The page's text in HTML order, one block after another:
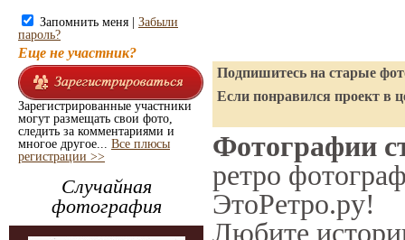
Запомнить меня | Забыли
пароль?
Еще не участник?
Зарегистрированные участники
могут размещать свои фото,
следить за комментариями и
многое другое... Все плюсы
регистрации >>
Случайная
фотография
Подпишитесь на старые
Если понравился проект в
Фотографии
ретро
ЭтоРетро.ру!
Любите